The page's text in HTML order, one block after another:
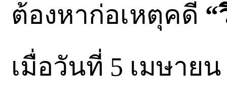
ต้องหาก่อเหตุคดี “
เมื่อวันที่ 5 เมษาย